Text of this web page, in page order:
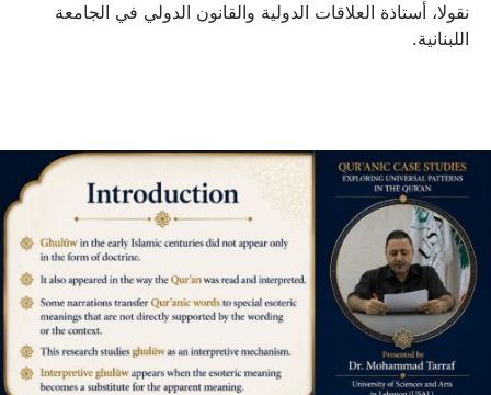
نقولا، أستاذة العلاقات الدولية والقانون الدولي في الجامعة
اللبنانية.